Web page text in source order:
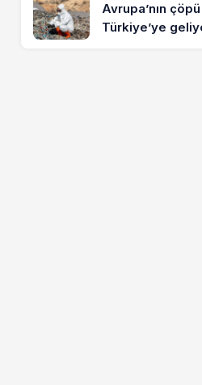
Avrupa’nın çöpü
Türkiye’ye